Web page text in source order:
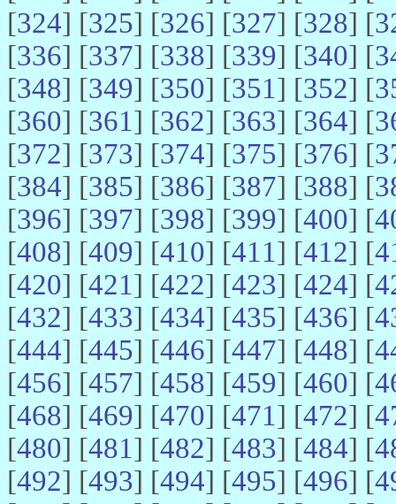
[324] [325] [326] [327] [328] [
[336] [337] [338] [339] [340] [
[348] [349] [350] [351] [352] [
[360] [361] [362] [363] [364] [
[372] [373] [374] [375] [376] [
[384] [385] [386] [387] [388] [
[396] [397] [398] [399] [400] [
[408] [409] [410] [411] [412] [
[420] [421] [422] [423] [424] [
[432] [433] [434] [435] [436] [
[444] [445] [446] [447] [448] [
[456] [457] [458] [459] [460] [
[468] [469] [470] [471] [472] [
[480] [481] [482] [483] [484] [
[492] [493] [494] [495] [496] [